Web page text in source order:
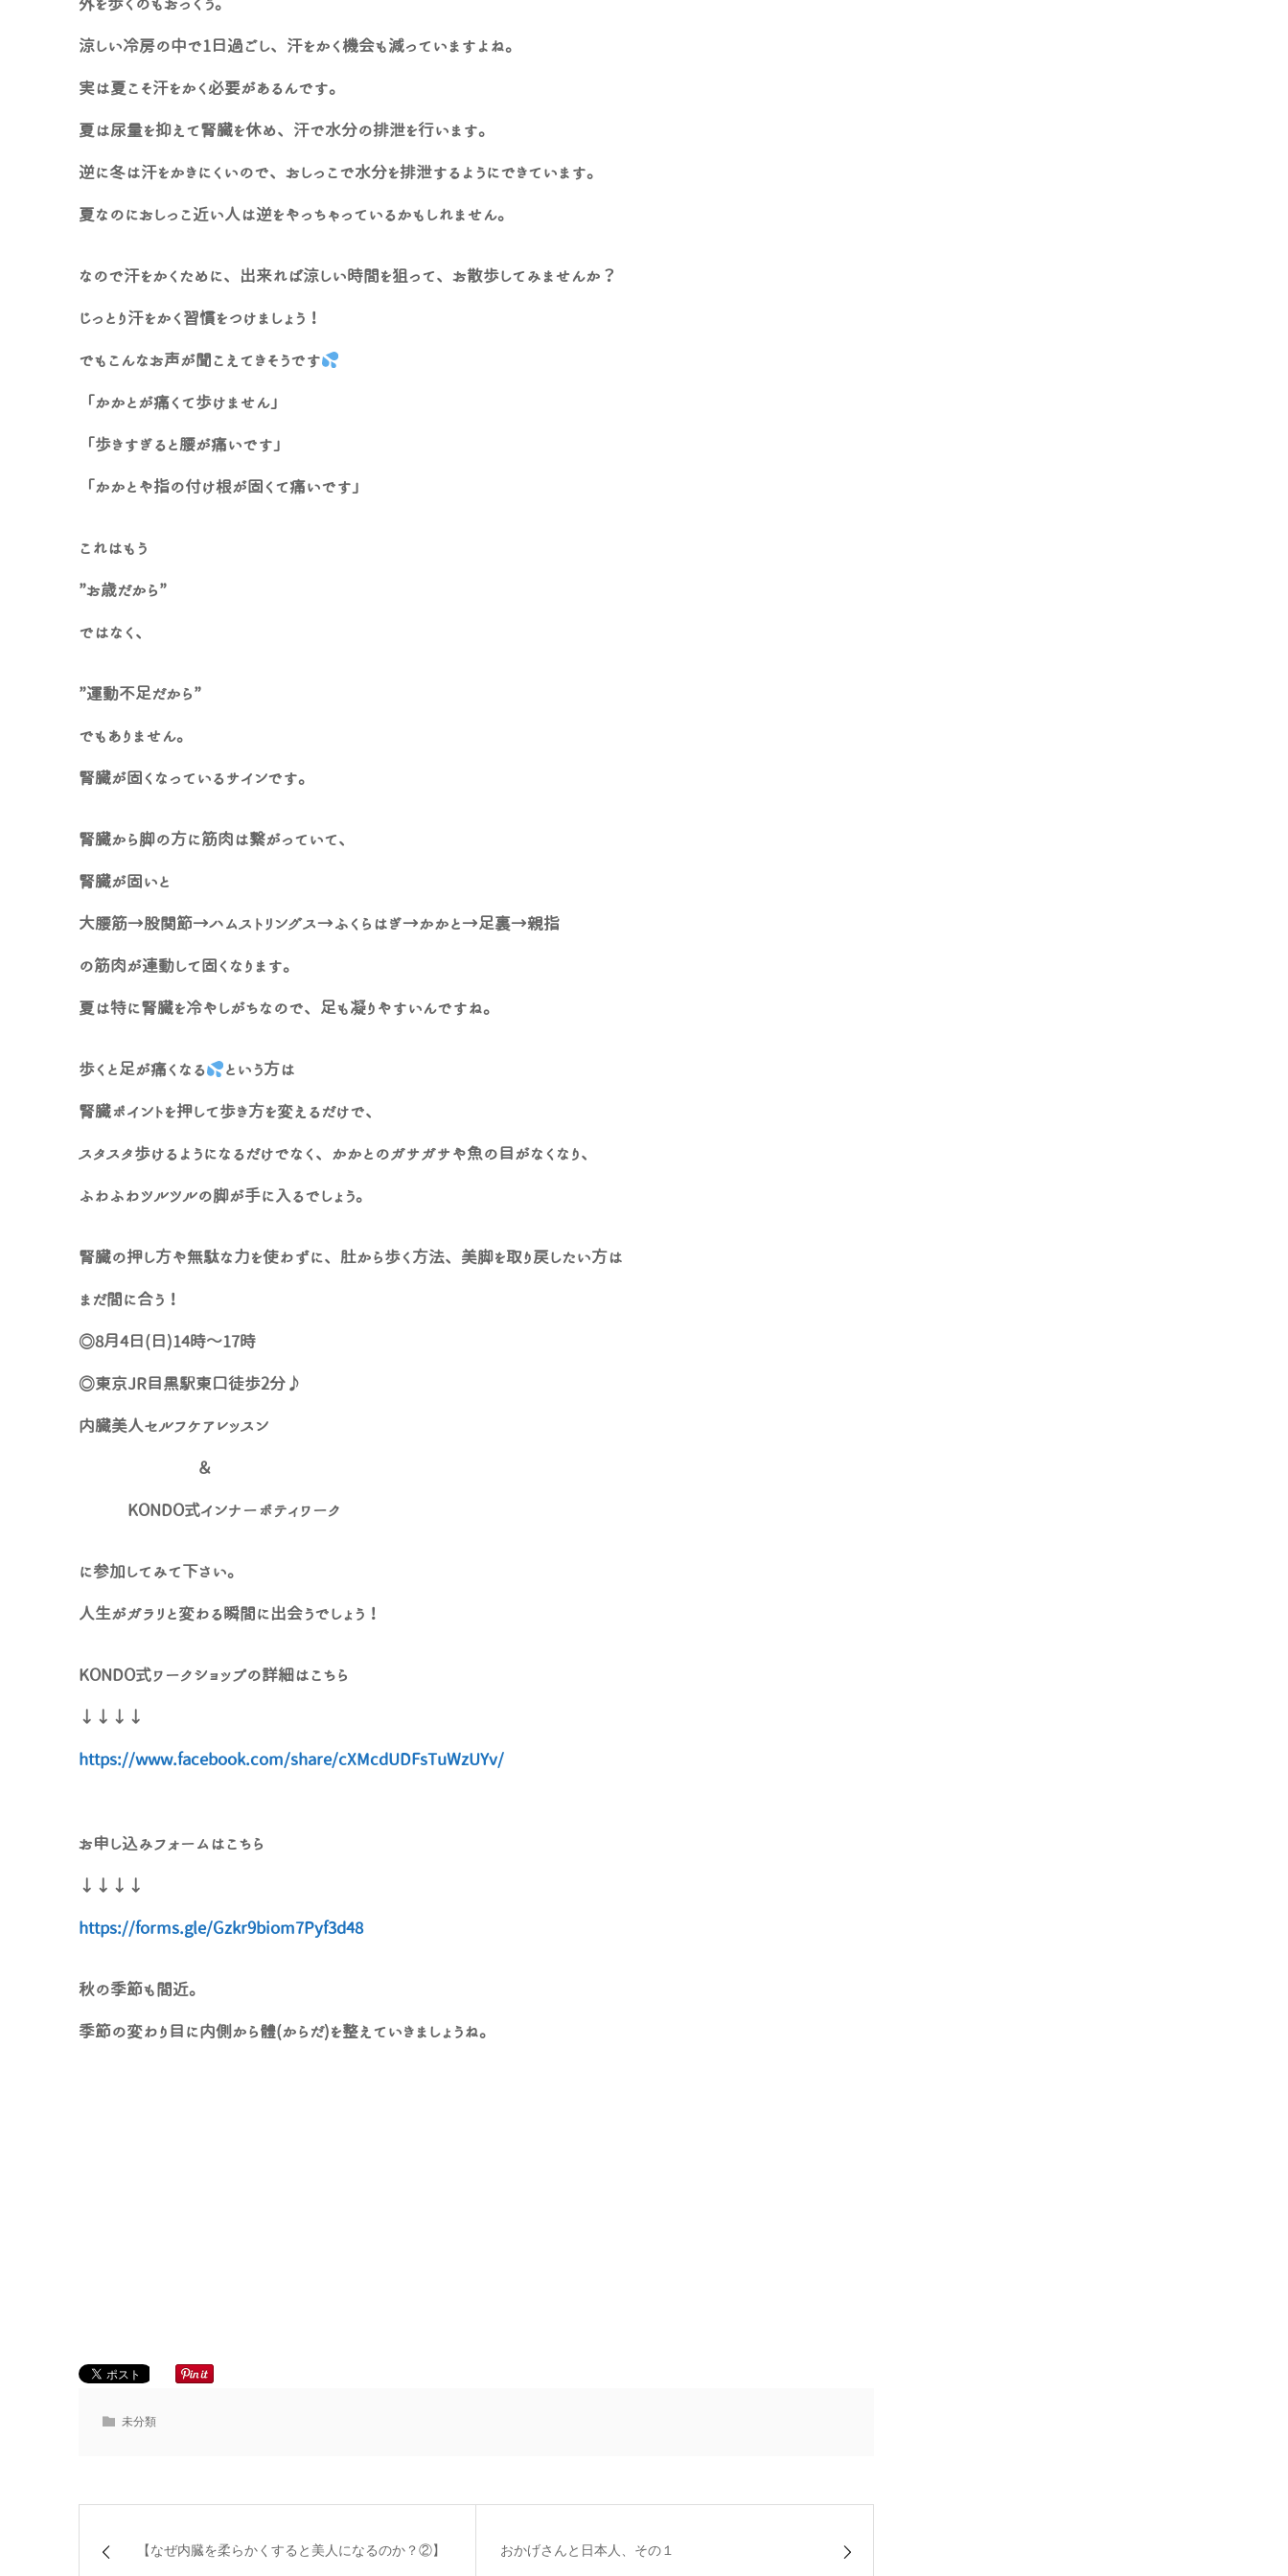
外を歩くのもおっくう。
涼しい冷房の中で1日過ごし、汗をかく機会も減っていますよね。
実は夏こそ汗をかく必要があるんです。
夏は尿量を抑えて腎臓を休め、汗で水分の排泄を行います。
逆に冬は汗をかきにくいので、おしっこで水分を排泄するようにできています。
夏なのにおしっこ近い人は逆をやっちゃっているかもしれません。
なので汗をかくために、出来れば涼しい時間を狙って、お散歩してみませんか？
じっとり汗をかく習慣をつけましょう！
でもこんなお声が聞こえてきそうです
「かかとが痛くて歩けません」
「歩きすぎると腰が痛いです」
「かかとや指の付け根が固くて痛いです」
これはもう
”お歳だから”
ではなく、
”運動不足だから”
でもありません。
腎臓が固くなっているサインです。
腎臓から脚の方に筋肉は繋がっていて、
腎臓が固いと
大腰筋→股関節→ハムストリングス→ふくらはぎ→かかと→足裏→親指
の筋肉が連動して固くなります。
夏は特に腎臓を冷やしがちなので、足も凝りやすいんですね。
歩くと足が痛くなる という方は
腎臓ポイントを押して歩き方を変えるだけで、
スタスタ歩けるようになるだけでなく、かかとのガサガサや魚の目がなくなり、
ふわふわツルツルの脚が手に入るでしょう。
腎臓の押し方や無駄な力を使わずに、肚から歩く方法、美脚を取り戻したい方は
まだ間に合う！
◎8月4日(日)14時～17時
◎東京JR目黒駅東口徒歩2分♪
内臓美人セルフケアレッスン
＆
KONDO式インナーボティワーク
に参加してみて下さい。
人生がガラリと変わる瞬間に出会うでしょう！
KONDO式ワークショップの詳細はこちら
↓↓↓↓
https://www.facebook.com/share/cXMcdUDFsTuWzUYv/
お申し込みフォームはこちら
↓↓↓↓
https://forms.gle/Gzkr9biom7Pyf3d48
秋の季節も間近。
季節の変わり目に内側から體(からだ)を整えていきましょうね。
未分類
【なぜ内臓を柔らかくすると美人になるのか？②】 おかげさんと日本人、その１